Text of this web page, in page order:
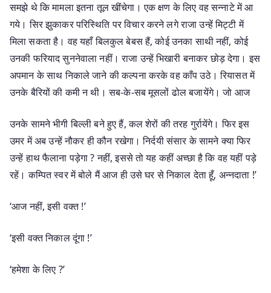
समझे थे कि मामला इतना तूल खींचेगा। एक क्षण के लिए वह सन्नाटे में आ
गये। सिर झुकाकर परिस्थिति पर विचार करने लगे राजा उन्हें मिट्टी में
मिला सकता है। वह यहाँ बिलकुल बेबस हैं, कोई उनका साथी नहीं, कोई
उनकी फरियाद सुननेवाला नहीं। राजा उन्हें भिखारी बनाकर छोड़ देगा। इस
अपमान के साथ निकाले जाने की कल्पना करके वह काँप उठे। रियासत में
उनके बैरियों की कमी न थी। सब-के-सब मूसलों ढोल बजायेंगे। जो आज
उनके सामने भीगी बिल्ली बने हुए हैं, कल शेरों की तरह गुर्रायेंगे। फिर इस
उमर में अब उन्हें नौकर ही कौन रखेगा। निर्दयी संसार के सामने क्या फिर
उन्हें हाथ फैलाना पड़ेगा ? नहीं, इससे तो यह कहीं अच्छा है कि वह यहीं पड़े
रहें। कम्पित स्वर में बोले मैं आज ही उसे घर से निकाल देता हूँ, अन्नदाता !’
‘आज नहीं, इसी वक्त !’
‘इसी वक्त निकाल दूंगा !’
‘हमेशा के लिए ?’